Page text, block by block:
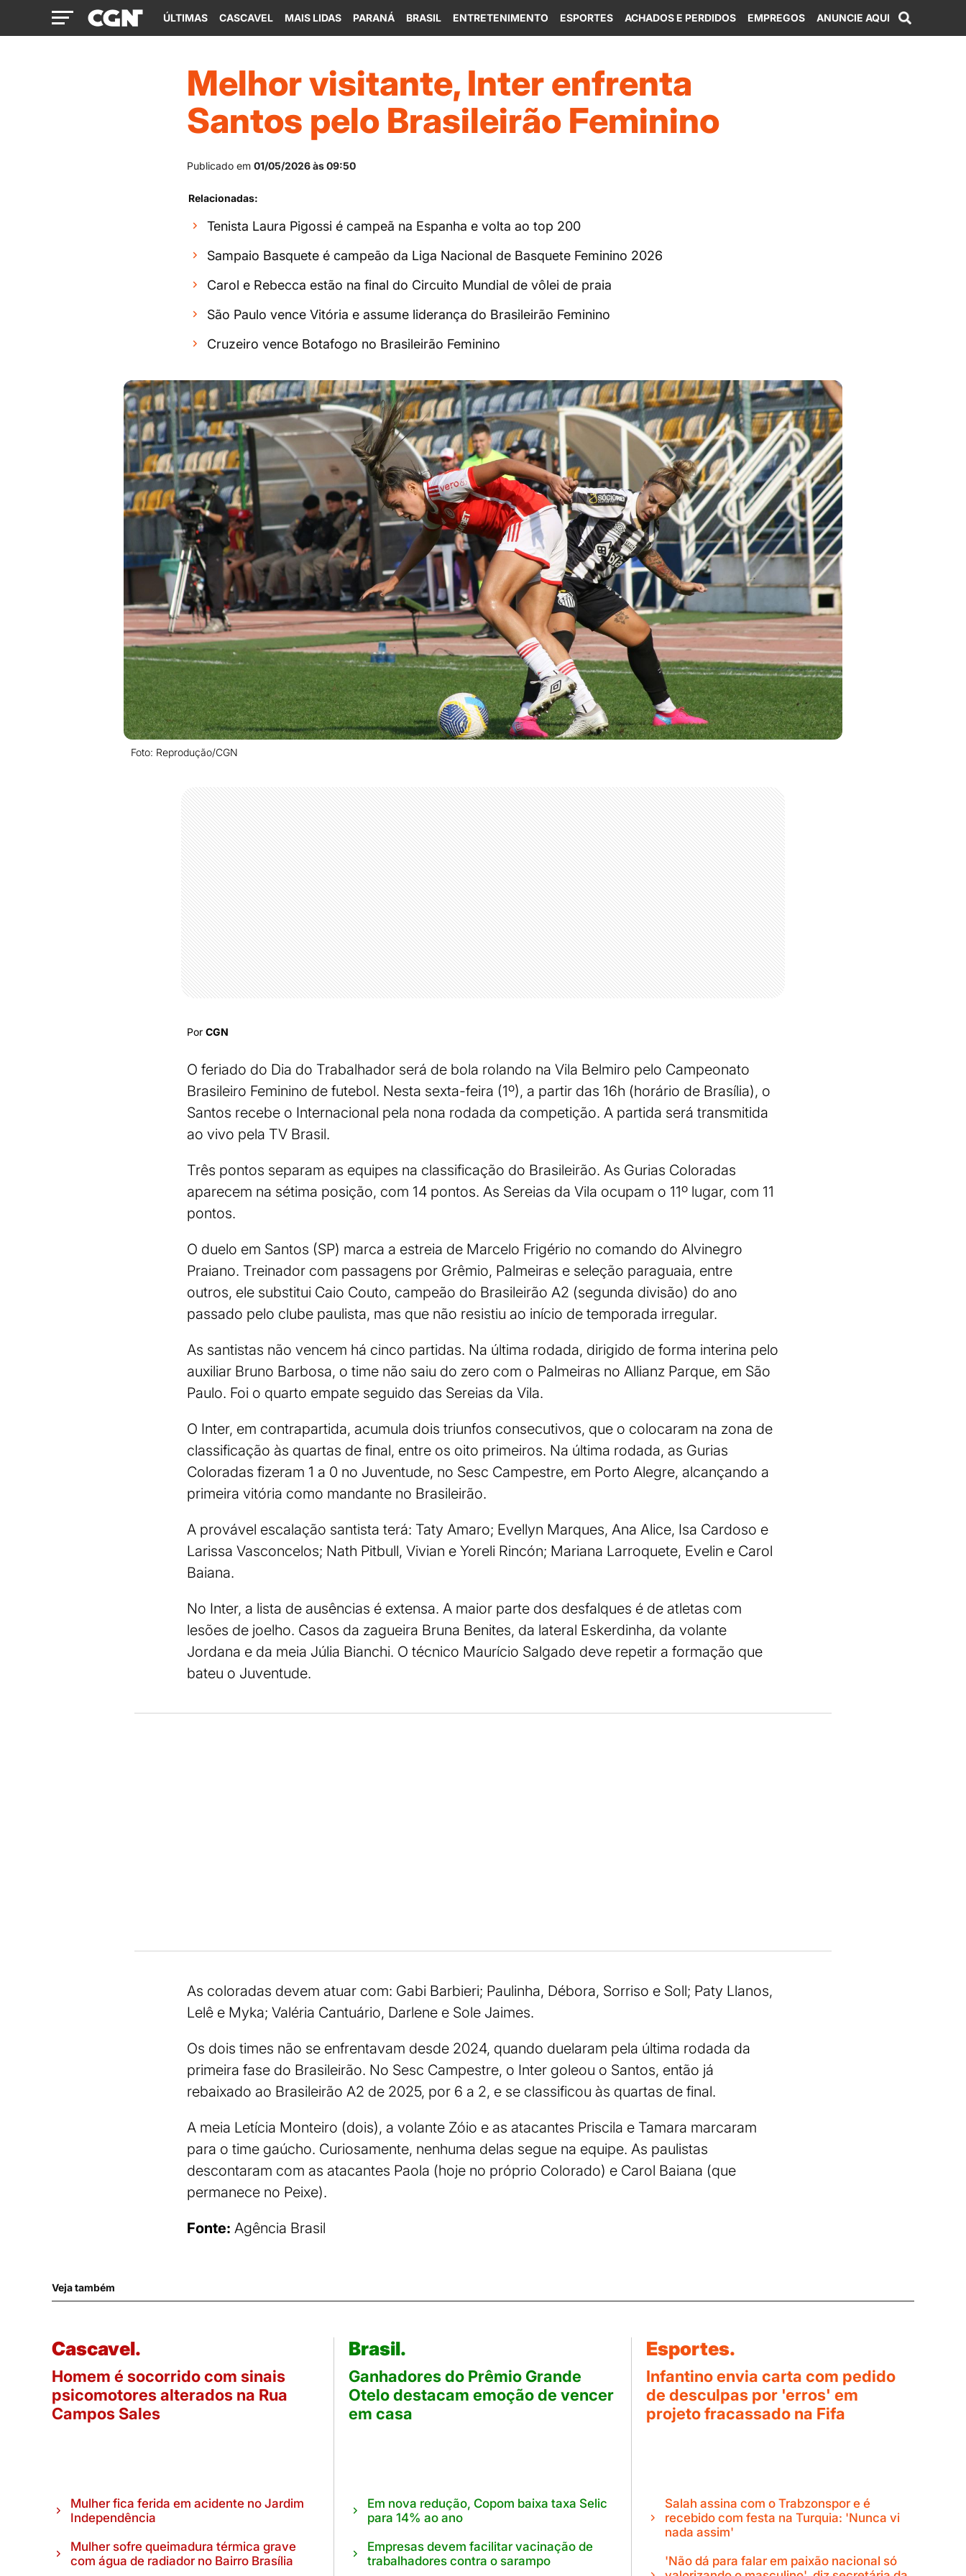
ÚLTIMAS CASCAVEL MAIS LIDAS PARANÁ BRASIL ENTRETENIMENTO ESPORTES ACHADOS E PERDIDOS EMPREGOS ANUNCIE AQUI
Melhor visitante, Inter enfrenta
Santos pelo Brasileirão Feminino
Publicado em 01/05/2026 às 09:50
Relacionadas:
Tenista Laura Pigossi é campeã na Espanha e volta ao top 200
Sampaio Basquete é campeão da Liga Nacional de Basquete Feminino 2026
Carol e Rebecca estão na final do Circuito Mundial de vôlei de praia
São Paulo vence Vitória e assume liderança do Brasileirão Feminino
Cruzeiro vence Botafogo no Brasileirão Feminino
Foto: Reprodução/CGN
Por CGN
O feriado do Dia do Trabalhador será de bola rolando na Vila Belmiro pelo Campeonato
Brasileiro Feminino de futebol. Nesta sexta-feira (1º), a partir das 16h (horário de Brasília), o
Santos recebe o Internacional pela nona rodada da competição. A partida será transmitida
ao vivo pela TV Brasil.
Três pontos separam as equipes na classificação do Brasileirão. As Gurias Coloradas
aparecem na sétima posição, com 14 pontos. As Sereias da Vila ocupam o 11º lugar, com 11
pontos.
O duelo em Santos (SP) marca a estreia de Marcelo Frigério no comando do Alvinegro
Praiano. Treinador com passagens por Grêmio, Palmeiras e seleção paraguaia, entre
outros, ele substitui Caio Couto, campeão do Brasileirão A2 (segunda divisão) do ano
passado pelo clube paulista, mas que não resistiu ao início de temporada irregular.
As santistas não vencem há cinco partidas. Na última rodada, dirigido de forma interina pelo
auxiliar Bruno Barbosa, o time não saiu do zero com o Palmeiras no Allianz Parque, em São
Paulo. Foi o quarto empate seguido das Sereias da Vila.
O Inter, em contrapartida, acumula dois triunfos consecutivos, que o colocaram na zona de
classificação às quartas de final, entre os oito primeiros. Na última rodada, as Gurias
Coloradas fizeram 1 a 0 no Juventude, no Sesc Campestre, em Porto Alegre, alcançando a
primeira vitória como mandante no Brasileirão.
A provável escalação santista terá: Taty Amaro; Evellyn Marques, Ana Alice, Isa Cardoso e
Larissa Vasconcelos; Nath Pitbull, Vivian e Yoreli Rincón; Mariana Larroquete, Evelin e Carol
Baiana.
No Inter, a lista de ausências é extensa. A maior parte dos desfalques é de atletas com
lesões de joelho. Casos da zagueira Bruna Benites, da lateral Eskerdinha, da volante
Jordana e da meia Júlia Bianchi. O técnico Maurício Salgado deve repetir a formação que
bateu o Juventude.
As coloradas devem atuar com: Gabi Barbieri; Paulinha, Débora, Sorriso e Soll; Paty Llanos,
Lelê e Myka; Valéria Cantuário, Darlene e Sole Jaimes.
Os dois times não se enfrentavam desde 2024, quando duelaram pela última rodada da
primeira fase do Brasileirão. No Sesc Campestre, o Inter goleou o Santos, então já
rebaixado ao Brasileirão A2 de 2025, por 6 a 2, e se classificou às quartas de final.
A meia Letícia Monteiro (dois), a volante Zóio e as atacantes Priscila e Tamara marcaram
para o time gaúcho. Curiosamente, nenhuma delas segue na equipe. As paulistas
descontaram com as atacantes Paola (hoje no próprio Colorado) e Carol Baiana (que
permanece no Peixe).
Fonte: Agência Brasil
Veja também
Cascavel.
Homem é socorrido com sinais
psicomotores alterados na Rua
Campos Sales
Mulher fica ferida em acidente no Jardim
Independência
Mulher sofre queimadura térmica grave
com água de radiador no Bairro Brasília
Brasil.
Ganhadores do Prêmio Grande
Otelo destacam emoção de vencer
em casa
Em nova redução, Copom baixa taxa Selic
para 14% ao ano
Empresas devem facilitar vacinação de
trabalhadores contra o sarampo
Esportes.
Infantino envia carta com pedido
de desculpas por 'erros' em
projeto fracassado na Fifa
Salah assina com o Trabzonspor e é
recebido com festa na Turquia: 'Nunca vi
nada assim'
'Não dá para falar em paixão nacional só